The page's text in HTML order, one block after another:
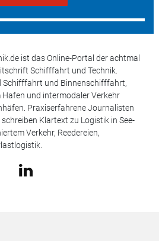
ist das Online-Portal der achtmal
Schifffahrt und Technik.
Schifffahrt und Binnenschifffahrt,
und intermodaler Verkehr
Praxiserfahrene Journalisten
Klartext zu Logistik in See-
Verkehr, Reedereien,